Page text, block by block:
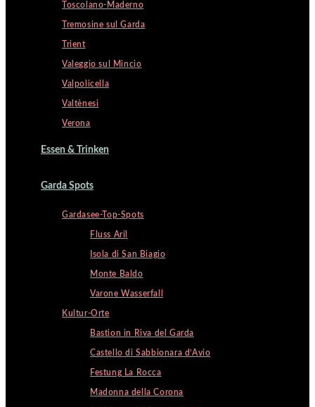
Toscolano-Maderno
Tremosine sul Garda
Trient
Valeggio sul Mincio
Valpolicella
Valtènesi
Verona
Essen & Trinken
Garda Spots
Gardasee-Top-Spots
Fluss Aril
Isola di San Biagio
Monte Baldo
Varone Wasserfall
Kultur-Orte
Bastion in Riva del Garda
Castello di Sabbionara d’Avio
Festung La Rocca
Madonna della Corona